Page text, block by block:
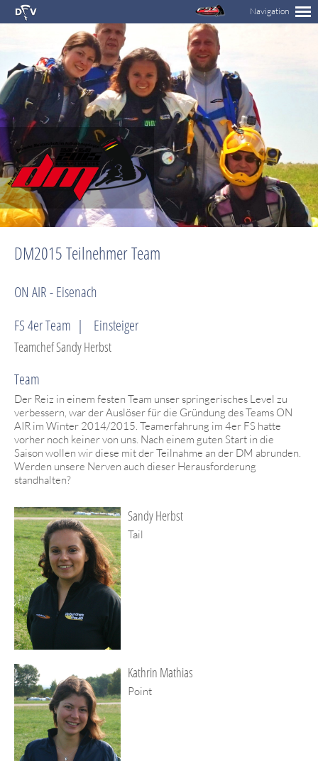
DM2015 Teilnehmer Team
ON AIR - Eisenach
FS 4er Team
Einsteiger
Teamchef Sandy Herbst
Team
Der Reiz in einem festen Team unser springerisches Level zu
verbessern, war der Auslöser für die Gründung des Teams ON
AIR im Winter 2014/2015. Teamerfahrung im 4er FS hatte
vorher noch keiner von uns. Nach einem guten Start in die
Saison wollen wir diese mit der Teilnahme an der DM abrunden.
Werden unsere Nerven auch dieser Herausforderung
standhalten?
Sandy Herbst
Tail
Kathrin Mathias
Point